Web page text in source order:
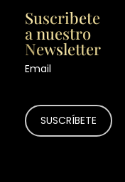
Suscribete
a nuestro
Newsletter
Email